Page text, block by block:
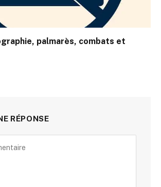
palmarès, combats et
RÉPONSE